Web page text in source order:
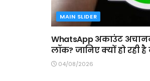
MAIN SLIDER
WhatsApp अकाउंट
लॉक? जानिए क्यों हो रही
04/08/2026